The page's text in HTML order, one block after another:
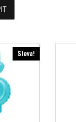
Sleva!